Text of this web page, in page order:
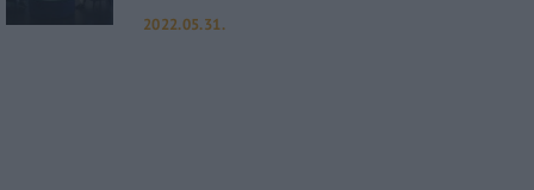
2022.05.31.